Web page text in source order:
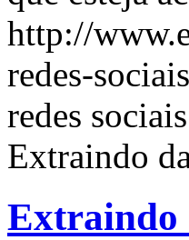
http://
redes-
redes
Extraindo
Extraindo